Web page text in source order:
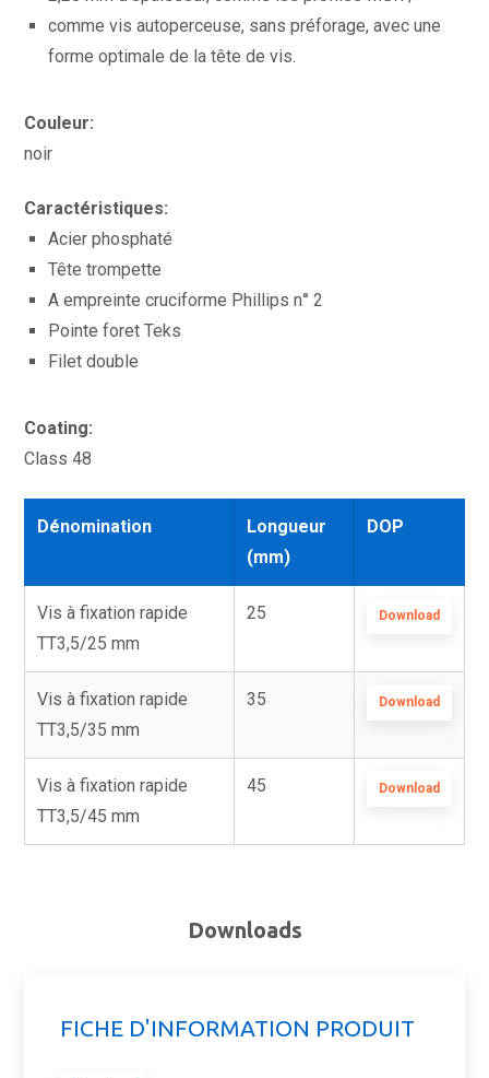
comme vis autoperceuse, sans préforage, avec une
forme optimale de la tête de vis.
Couleur:
noir
Caractéristiques:
Acier phosphaté
Tête trompette
A empreinte cruciforme Phillips n° 2
Pointe foret Teks
Filet double
Coating:
Class 48
Dénomination
Longueur
(mm)
DOP
Vis à fixation rapide
TT3,5/25 mm
25 Download
Vis à fixation rapide
TT3,5/35 mm
35 Download
Vis à fixation rapide
TT3,5/45 mm
45 Download
Downloads
FICHE D'INFORMATION PRODUIT